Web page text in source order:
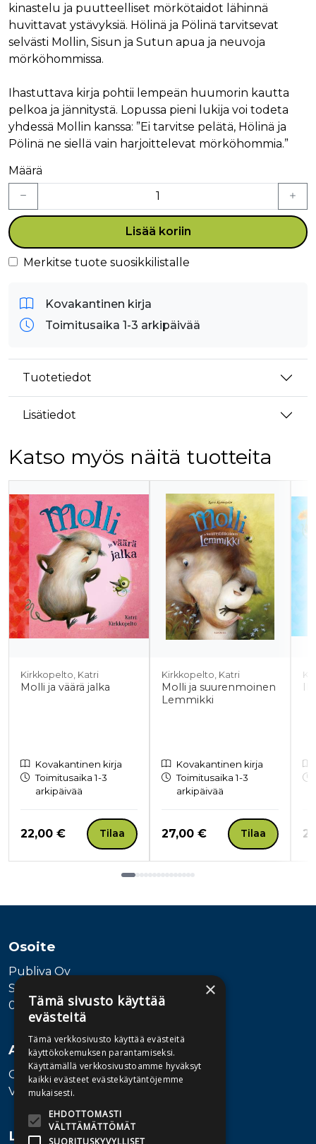
kinastelu ja puutteelliset mörkötaidot lähinnä
huvittavat ystävyksiä. Hölinä ja Pölinä tarvitsevat
selvästi Mollin, Sisun ja Sutun apua ja neuvoja
mörköhommissa.
Ihastuttava kirja pohtii lempeän huumorin kautta
pelkoa ja jännitystä. Lopussa pieni lukija voi todeta
yhdessä Mollin kanssa: ”Ei tarvitse pelätä, Hölinä ja
Pölinä ne siellä vain harjoittelevat mörköhommia.”
Määrä
Lisää koriin
Merkitse tuote suosikkilistalle
Kovakantinen kirja
Toimitusaika 1-3 arkipäivää
Tuotetiedot
Lisätiedot
Katso myös näitä tuotteita
Tuoteluettelon alku
Kirkkopelto, Katri
Molli ja väärä jalka
Kovakantinen kirja
Toimitusaika 1-3
arkipäivää
Hinta nyt
22,00 € Tilaa
Kirkkopelto, Katri
Molli ja suurenmoinen
Lemmikki
Kovakantinen kirja
Toimitusaika 1-3
arkipäivää
Hinta nyt
27,00 € Tilaa
Osoite
Publiva Oy
Sörnäistenkatu 1
00580 Helsinki
Asiakaspalvelu
Ota yhteyttä
Vaihde: 010 345100
Lisätietoa
×
Tämä sivusto käyttää
evästeitä
Tämä verkkosivusto käyttää evästeitä
käyttökokemuksen parantamiseksi.
Käyttämällä verkkosivustoamme hyväksyt
kaikki evästeet evästekäytäntöjemme
mukaisesti.
EHDOTTOMASTI
VÄLTTÄMÄTTÖMÄT
SUORITUSKYVYLLISET